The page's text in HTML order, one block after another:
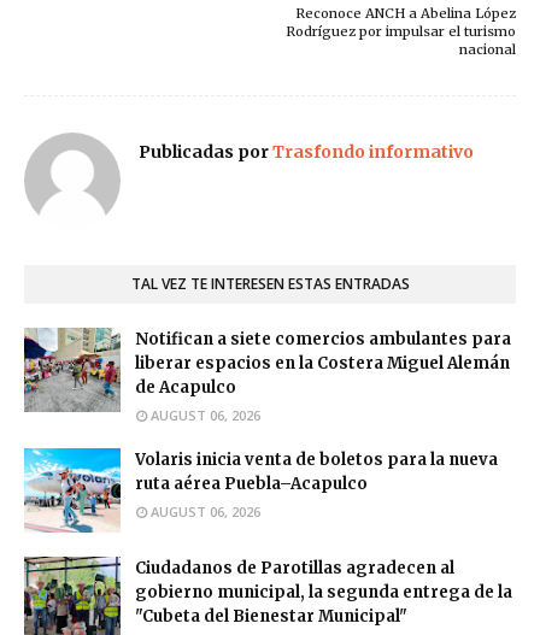
Reconoce ANCH a Abelina López
Rodríguez por impulsar el turismo
nacional
Publicadas porTrasfondo informativo
TAL VEZ TE INTERESEN ESTAS ENTRADAS
Notifican a siete comercios ambulantes para
liberar espacios en la Costera Miguel Alemán
de Acapulco
AUGUST 06, 2026
Volaris inicia venta de boletos para la nueva
ruta aérea Puebla–Acapulco
AUGUST 06, 2026
Ciudadanos de Parotillas agradecen al
gobierno municipal, la segunda entrega de la
"Cubeta del Bienestar Municipal"